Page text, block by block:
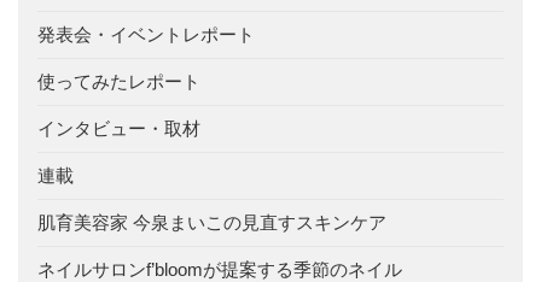
発表会・イベントレポート
使ってみたレポート
インタビュー・取材
連載
肌育美容家 今泉まいこの見直すスキンケア
ネイルサロンf’bloomが提案する季節のネイル